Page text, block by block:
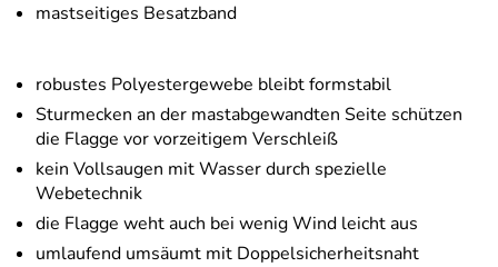
mastseitiges Besatzband
robustes Polyestergewebe bleibt formstabil
Sturmecken an der mastabgewandten Seite schützen
die Flagge vor vorzeitigem Verschleiß
kein Vollsaugen mit Wasser durch spezielle
Webetechnik
die Flagge weht auch bei wenig Wind leicht aus
umlaufend umsäumt mit Doppelsicherheitsnaht